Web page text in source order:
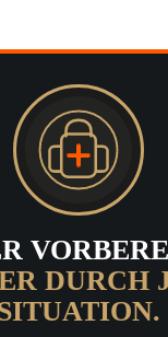
DURCH